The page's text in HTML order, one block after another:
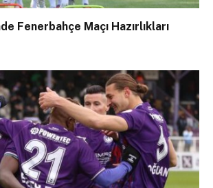
Fenerbahçe Maçı Hazırlıkları